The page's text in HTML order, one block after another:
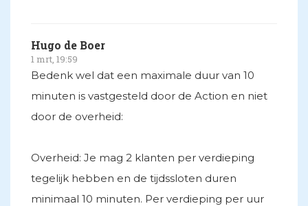
Hugo de Boer
1 mrt, 19:59
Bedenk wel dat een maximale duur van 10
minuten is vastgesteld door de Action en niet
door de overheid:
Overheid: Je mag 2 klanten per verdieping
tegelijk hebben en de tijdssloten duren
minimaal 10 minuten. Per verdieping per uur